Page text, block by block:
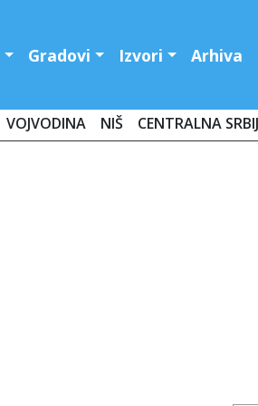
Gradovi Izvori Arhiva
VOJVODINA NIŠ CENTRALNA